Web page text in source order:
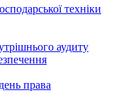
техніки
аудиту
права